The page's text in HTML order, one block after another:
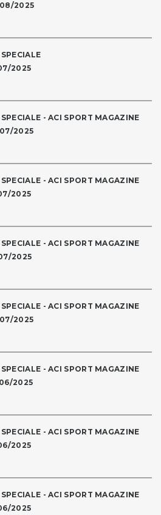
2025
2025
- ACI SPORT MAGAZINE
2025
- ACI SPORT MAGAZINE
2025
- ACI SPORT MAGAZINE
2025
- ACI SPORT MAGAZINE
2025
- ACI SPORT MAGAZINE
2025
- ACI SPORT MAGAZINE
2025
- ACI SPORT MAGAZINE
2025